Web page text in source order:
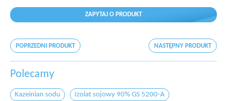
ZAPYTAJ O PRODUKT
POPRZEDNI PRODUKT NASTĘPNY PRODUKT
Polecamy
Kazeinian sodu Izolat sojowy 90% GS 5200-A